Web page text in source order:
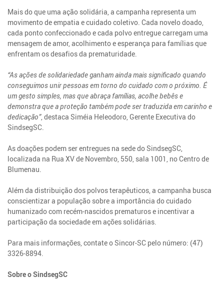
Mais do que uma ação solidária, a campanha representa um
movimento de empatia e cuidado coletivo. Cada novelo doado,
cada ponto confeccionado e cada polvo entregue carregam uma
mensagem de amor, acolhimento e esperança para famílias que
enfrentam os desafios da prematuridade.
“As ações de solidariedade ganham ainda mais significado quando
conseguimos unir pessoas em torno do cuidado com o próximo. É
um gesto simples, mas que abraça famílias, acolhe bebês e
demonstra que a proteção também pode ser traduzida em carinho e
dedicação”, destaca Siméia Heleodoro, Gerente Executiva do
SindsegSC.
As doações podem ser entregues na sede do SindsegSC,
localizada na Rua XV de Novembro, 550, sala 1001, no Centro de
Blumenau.
Além da distribuição dos polvos terapêuticos, a campanha busca
conscientizar a população sobre a importância do cuidado
humanizado com recém-nascidos prematuros e incentivar a
participação da sociedade em ações solidárias.
Para mais informações, contate o Sincor-SC pelo número: (47)
3326-8894.
Sobre o SindsegSC